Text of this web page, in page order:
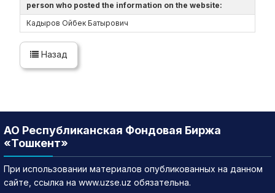
person who posted the information on the website:
Кадыров Ойбек Батырович
Назад
АО Республиканская Фондовая Биржа
«Тошкент»
При использовании материалов опубликованных на данном
сайте, ссылка на www.uzse.uz обязательна.